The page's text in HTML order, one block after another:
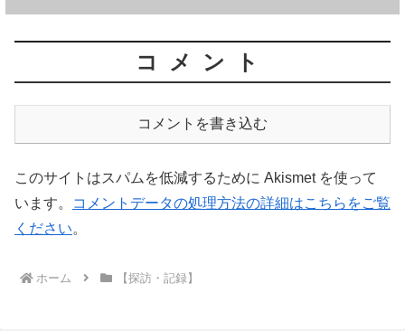
コメント
コメントを書き込む
このサイトはスパムを低減するために Akismet を使って
います。
コメントデータの処理方法の詳細はこちらをご覧
ください。
ホーム 【探訪・記録】